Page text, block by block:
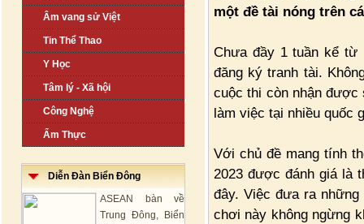
Âm vang sử Việt
Tin Thể Thao
Y Học
Tâm lý - Xã hội
Công Nghệ
Ẩm Thực
Diễn Đàn Biển Đông
ASEAN bàn về
Trung Đông, Biển
một đề tài nóng trên
Chưa đầy 1 tuần kể từ
đăng ký tranh tài.
cuộc thi còn nhận được
làm việc tại nhiều quốc
Với chủ đề mang tính
2023 được đánh giá là
đây. Việc đưa ra
chơi này không ngừng